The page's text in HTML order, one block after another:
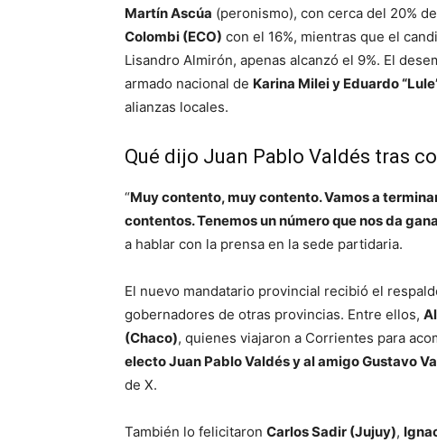
Martín Ascúa (peronismo), con cerca del 20%
Colombi (ECO) con el 16%, mientras que el
Lisandro Almirón, apenas alcanzó el 9%. El
armado nacional de Karina Milei y Eduardo
alianzas locales.
Qué dijo Juan Pablo Valdés tras
“Muy contento, muy contento. Vamos a
contentos. Tenemos un número que nos da
a hablar con la prensa en la sede partidaria.
El nuevo mandatario provincial recibió el
gobernadores de otras provincias. Entre ellos,
(Chaco), quienes viajaron a Corrientes para
electo Juan Pablo Valdés y al amigo Gustavo
de X.
También lo felicitaron Carlos Sadir (Jujuy),